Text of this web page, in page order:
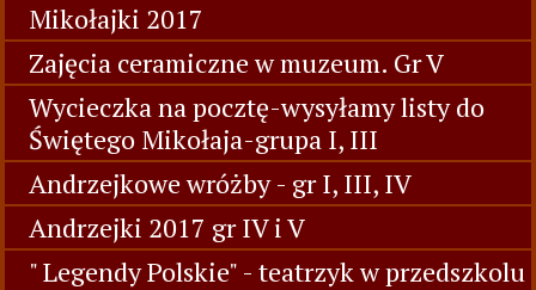
Mikołajki 2017
Zajęcia ceramiczne w muzeum. Gr V
Wycieczka na pocztę-wysyłamy listy do
Świętego Mikołaja-grupa I, III
Andrzejkowe wróżby - gr I, III, IV
Andrzejki 2017 gr IV i V
" Legendy Polskie" - teatrzyk w przedszkolu